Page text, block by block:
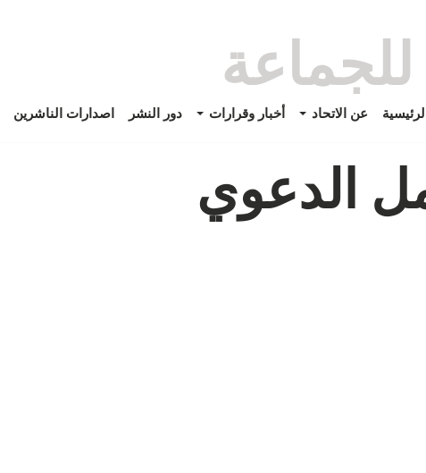
الرئيسية عن الاتحاد أخبار وقرارات دور النشر اصدارات الناشرين
الدعوي